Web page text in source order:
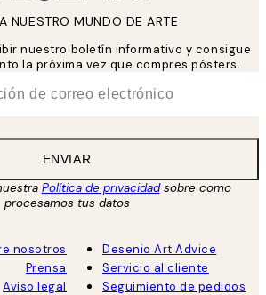
NUESTRO MUNDO DE ARTE
nuestro boletín informativo y consigue
la próxima vez que compres pósters.
ENVIAR
Política de privacidadsobre como
procesamos tus datos
nosotros
Prensa
Aviso legal
Desenio Art Advice
Servicio al cliente
Seguimiento de pedidos